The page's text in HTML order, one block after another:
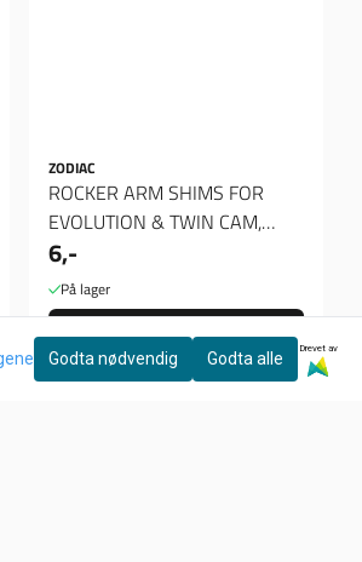
ZODIAC
ROCKER ARM SHIMS FOR
EVOLUTION & TWIN CAM,
Spacer 012"
6,-
På lager
Godta nødvendig Godta alle
Drevet av